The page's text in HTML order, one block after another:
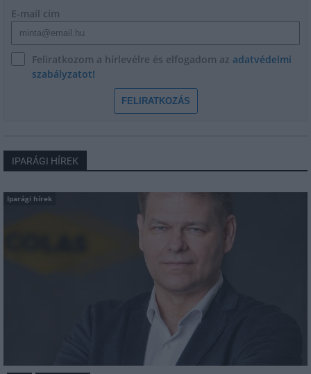
E-mail cím
Feliratkozom a hírlevélre és elfogadom az adatvédelmi
szabályzatot!
FELIRATKOZÁS
IPARÁGI HÍREK
Iparági hírek